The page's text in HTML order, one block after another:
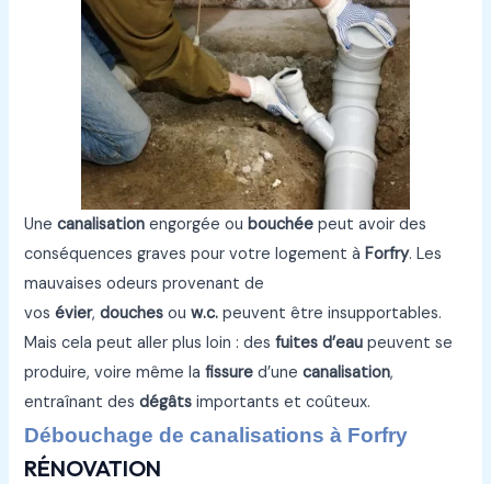
Unecanalisation engorgée oubouchée peut avoir des
conséquences graves pour votre logement àForfry. Les
mauvaises odeurs provenant de
vosévier,douches ouw.c. peuvent être insupportables.
Mais cela peut aller plus loin : desfuites d’eau peuvent se
produire, voire même lafissure d’unecanalisation,
entraînant desdégâts importants et coûteux.
Débouchage de canalisations à Forfry
RÉNOVATION